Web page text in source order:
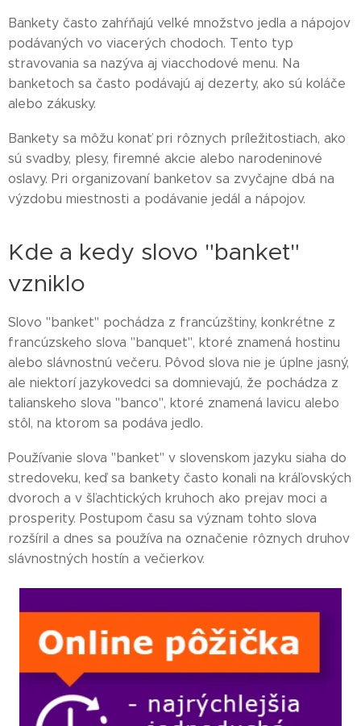
Bankety často zahŕňajú veľké množstvo jedla a nápojov
podávaných vo viacerých chodoch. Tento typ
stravovania sa nazýva aj viacchodové menu. Na
banketoch sa často podávajú aj dezerty, ako sú koláče
alebo zákusky.
Bankety sa môžu konať pri rôznych príležitostiach, ako
sú svadby, plesy, firemné akcie alebo narodeninové
oslavy. Pri organizovaní banketov sa zvyčajne dbá na
výzdobu miestnosti a podávanie jedál a nápojov.
Kde a kedy slovo "banket"
vzniklo
Slovo "banket" pochádza z francúzštiny, konkrétne z
francúzskeho slova "banquet", ktoré znamená hostinu
alebo slávnostnú večeru. Pôvod slova nie je úplne jasný,
ale niektorí jazykovedci sa domnievajú, že pochádza z
talianskeho slova "banco", ktoré znamená lavicu alebo
stôl, na ktorom sa podáva jedlo.
Používanie slova "banket" v slovenskom jazyku siaha do
stredoveku, keď sa bankety často konali na kráľovských
dvoroch a v šľachtických kruhoch ako prejav moci a
prosperity. Postupom času sa význam tohto slova
rozšíril a dnes sa používa na označenie rôznych druhov
slávnostných hostín a večierkov.